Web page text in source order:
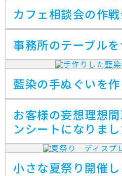
カフェ相談会の作
事務所のテーブルを
藍染の手ぬぐいを作
お客様の妄想理想
ンシートになりまし
小さな夏祭り開催し